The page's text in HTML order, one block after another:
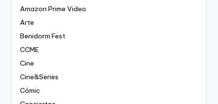
Amazon Prime Video
Arte
Benidorm Fest
CCME
Cine
Cine&Series
Cómic